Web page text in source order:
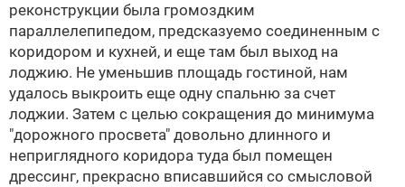
реконструкции была громоздким
параллелепипедом, предсказуемо соединенным с
коридором и кухней, и еще там был выход на
лоджию. Не уменьшив площадь гостиной, нам
удалось выкроить еще одну спальню за счет
лоджии. Затем с целью сокращения до минимума
"дорожного просвета" довольно длинного и
неприглядного коридора туда был помещен
дрессинг, прекрасно вписавшийся со смысловой